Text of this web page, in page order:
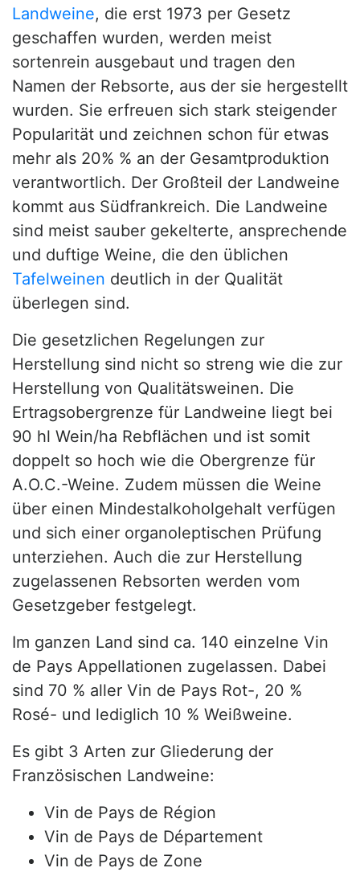
Landweine, die erst 1973 per Gesetz
geschaffen wurden, werden meist
sortenrein ausgebaut und tragen den
Namen der Rebsorte, aus der sie hergestellt
wurden. Sie erfreuen sich stark steigender
Popularität und zeichnen schon für etwas
mehr als 20% % an der Gesamtproduktion
verantwortlich. Der Großteil der Landweine
kommt aus Südfrankreich. Die Landweine
sind meist sauber gekelterte, ansprechende
und duftige Weine, die den üblichen
Tafelweinen deutlich in der Qualität
überlegen sind.
Die gesetzlichen Regelungen zur
Herstellung sind nicht so streng wie die zur
Herstellung von Qualitätsweinen. Die
Ertragsobergrenze für Landweine liegt bei
90 hl Wein/ha Rebflächen und ist somit
doppelt so hoch wie die Obergrenze für
A.O.C.-Weine. Zudem müssen die Weine
über einen Mindestalkoholgehalt verfügen
und sich einer organoleptischen Prüfung
unterziehen. Auch die zur Herstellung
zugelassenen Rebsorten werden vom
Gesetzgeber festgelegt.
Im ganzen Land sind ca. 140 einzelne Vin
de Pays Appellationen zugelassen. Dabei
sind 70 % aller Vin de Pays Rot-, 20 %
Rosé- und lediglich 10 % Weißweine.
Es gibt 3 Arten zur Gliederung der
Französischen Landweine:
Vin de Pays de Région
Vin de Pays de Département
Vin de Pays de Zone